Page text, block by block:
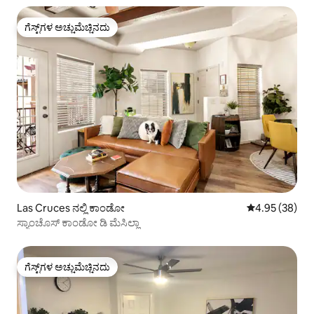
ಗೆಸ್ಟ್‌ಗಳ ಅಚ್ಚುಮೆಚ್ಚಿನದು
ಗೆಸ್ಟ್‌ಗಳ ಅಚ್ಚುಮೆಚ್ಚಿನದು
Las Cruces ನಲ್ಲಿ ಕಾಂಡೋ 5 ರಲ್ಲಿ 4.95
4.95 (38)
ಸ್ಯಾಂಚೊಸ್ ಕಾಂಡೋ ಡಿ ಮೆಸಿಲ್ಲಾ
ಗೆಸ್ಟ್‌ಗಳ ಅಚ್ಚುಮೆಚ್ಚಿನದು
ಗೆಸ್ಟ್‌ಗಳ ಅಚ್ಚುಮೆಚ್ಚಿನದು